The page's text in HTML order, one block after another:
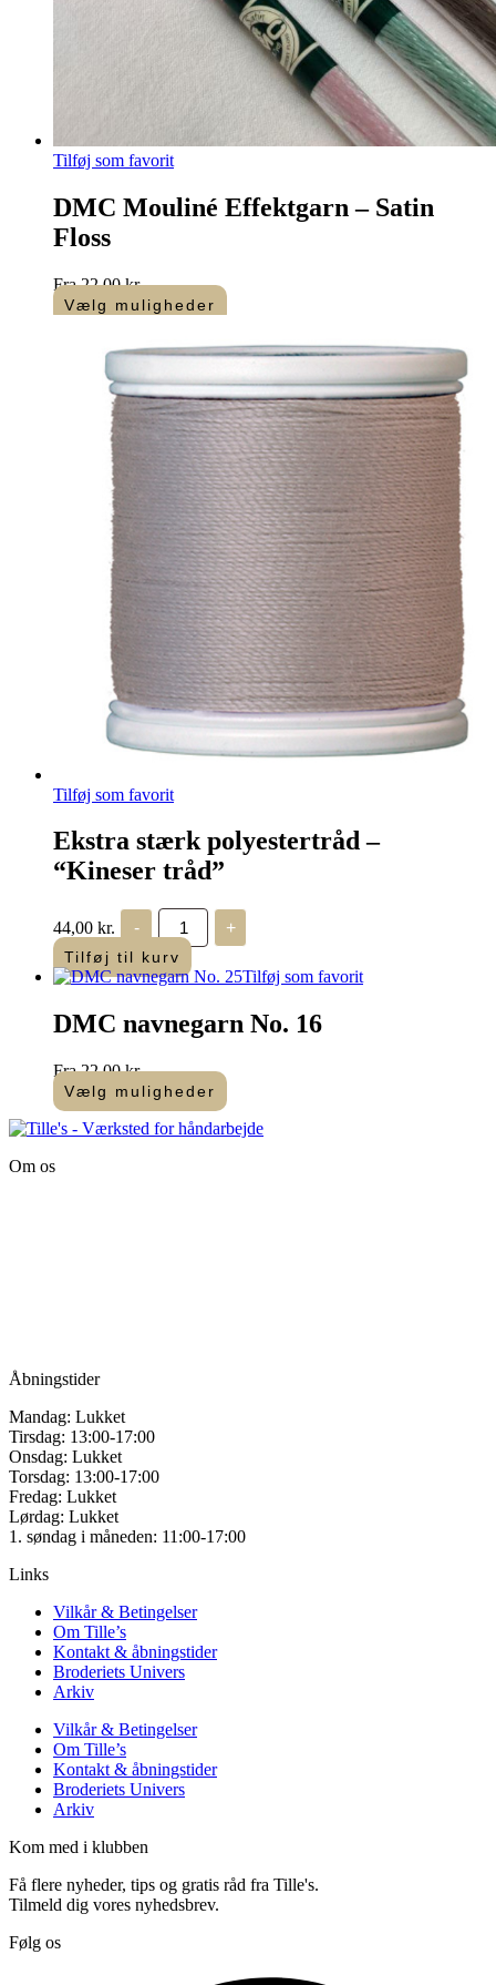
Tilføj som favorit
DMC Mouliné Effektgarn – Satin
Floss
Fra22,00kr.
Vælg muligheder
varianter.
Mulighederne
varesiden
Tilføj som favorit
Ekstra stærk polyestertråd –
“Kineser tråd”
44,00 kr. -
Ekstra
stærk
polyestertråd
-
"Kineser
antal
+
Tilføj til kurv
Tilføj som favorit
DMC navnegarn No. 16
Fra22,00kr.
Vælg muligheder
Dette
vare
flere
Om os
Åbningstider
Mandag: Lukket
Tirsdag: 13:00-17:00
Onsdag: Lukket
Torsdag: 13:00-17:00
Fredag: Lukket
Lørdag: Lukket
1. søndag i måneden: 11:00-17:00
Links
Vilkår & Betingelser
Om Tille’s
Kontakt & åbningstider
Broderiets Univers
Arkiv
Vilkår & Betingelser
Om Tille’s
Kontakt & åbningstider
Broderiets Univers
Arkiv
Kom med i klubben
Få flere nyheder, tips og gratis råd fra Tille's.
Tilmeld dig vores nyhedsbrev.
Følg os